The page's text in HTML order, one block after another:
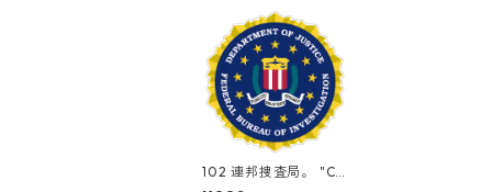
102 連邦捜査局。 "Ca
lifornia Market Cent